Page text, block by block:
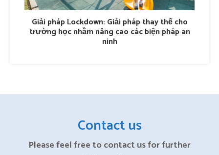
Giải pháp Lockdown: Giải pháp thay thế cho
trường học nhằm nâng cao các biện pháp an
ninh
Contact us
Please feel free to contact us for further